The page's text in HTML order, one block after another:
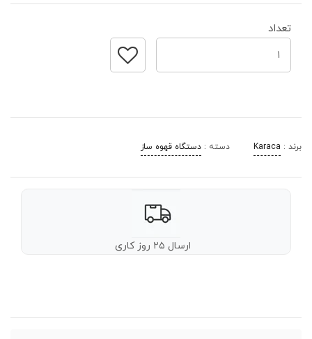
تعداد
برند : Karaca دسته : دستگاه قهوه ساز
ارسال ۲۵ روز کاری